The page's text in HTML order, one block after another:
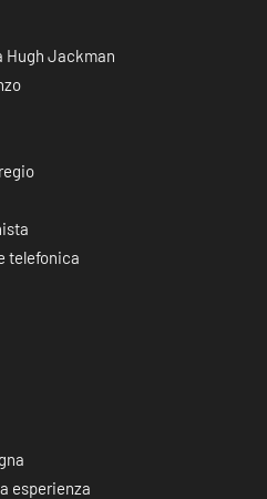
Hugh Jackman
telefonica
esperienza